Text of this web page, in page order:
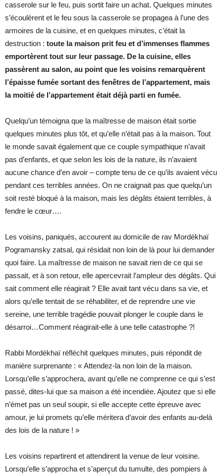
casserole sur le feu, puis sortit faire un achat. Quelques minutes
s’écoulèrent et le feu sous la casserole se propagea à l’une des
armoires de la cuisine, et en quelques minutes, c’était la
destruction : toute la maison prit feu et d’immenses flammes
emportèrent tout sur leur passage. De la cuisine, elles
passèrent au salon, au point que les voisins remarquèrent
l’épaisse fumée sortant des fenêtres de l’appartement, mais
la moitié de l’appartement était déjà parti en fumée.
Quelqu’un témoigna que la maîtresse de maison était sortie
quelques minutes plus tôt, et qu’elle n’était pas à la maison. Tout
le monde savait également que ce couple sympathique n’avait
pas d’enfants, et que selon les lois de la nature, ils n’avaient
aucune chance d’en avoir – compte tenu de ce qu’ils avaient vécu
pendant ces terribles années. On ne craignait pas que quelqu’un
soit resté bloqué à la maison, mais les dégâts étaient terribles, à
fendre le cœur….
Les voisins, paniqués, accourent au domicile de rav Mordékhaï
Pogramansky zatsal, qui résidait non loin de là pour lui demander
quoi faire. La maîtresse de maison ne savait rien de ce qui se
passait, et à son retour, elle apercevrait l’ampleur des dégâts. Qui
sait comment elle réagirait ? Elle avait tant vécu dans sa vie, et
alors qu’elle tentait de se réhabiliter, et de reprendre une vie
sereine, une terrible tragédie pouvait plonger le couple dans le
désarroi…Comment réagirait-elle à une telle catastrophe ?!
Rabbi Mordékhaï réfléchit quelques minutes, puis répondit de
manière surprenante : « Attendez-la non loin de la maison.
Lorsqu’elle s’approchera, avant qu’elle ne comprenne ce qui s’est
passé, dites-lui que sa maison a été incendiée. Ajoutez que si elle
n’émet pas un seul soupir, si elle accepte cette épreuve avec
amour, je lui promets qu’elle méritera d’avoir des enfants au-delà
des lois de la nature ! »
Les voisins repartirent et attendirent la venue de leur voisine.
Lorsqu’elle s’approcha et s’aperçut du tumulte, des pompiers à